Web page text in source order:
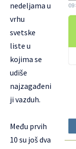
nedeljama u
vrhu
svetske
liste u
kojima se
udiše
najzagađeni
ji vazduh.
Među prvih
10 su još dva